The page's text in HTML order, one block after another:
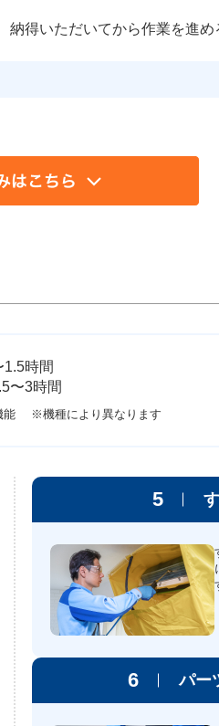
納得いただいてから作業を進め
時間
〜3時間
能 ※機種により異なります
5
6 パー